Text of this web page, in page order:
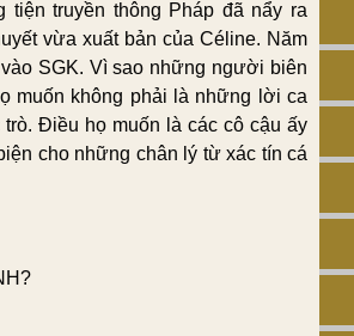
truyền thông Pháp đã nẩy ra
vừa xuất bản của Céline. Năm
SGK. Vì sao những người biên
muốn không phải là những lời ca
Điều họ muốn là các cô cậu ấy
cho những chân lý từ xác tín cá